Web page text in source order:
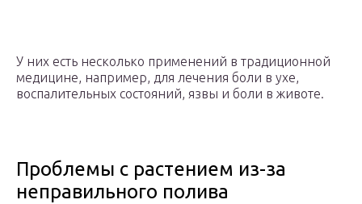
У них есть несколько применений в традиционной
медицине, например, для лечения боли в ухе,
воспалительных состояний, язвы и боли в животе.
Проблемы с растением из-за
неправильного полива